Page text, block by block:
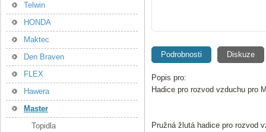
Podrobnosti Diskuze
Popis pro:
Hadice pro rozvod vzduchu pro
Pružná žlutá hadice pro rozvod
Telwin
HONDA
Maktec
Den Braven
FLEX
Hawera
Master
Topidla